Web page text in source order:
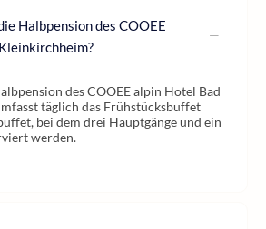
Halbpension des COOEE
des COOEE alpin Hotel Bad
täglich das Frühstücksbuffet
bei dem drei Hauptgänge und ein
werden.